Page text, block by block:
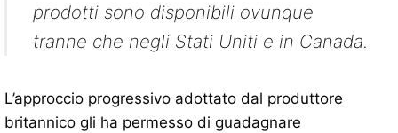
prodotti sono disponibili ovunque
tranne che negli Stati Uniti e in Canada.
L’approccio progressivo adottato dal produttore
britannico gli ha permesso di guadagnare